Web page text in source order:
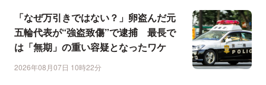
「なぜ万引きではない？」卵盗んだ元
五輪代表が“強盗致傷”で逮捕 最長で
は「無期」の重い容疑となったワケ
2026年08月07日 10時22分